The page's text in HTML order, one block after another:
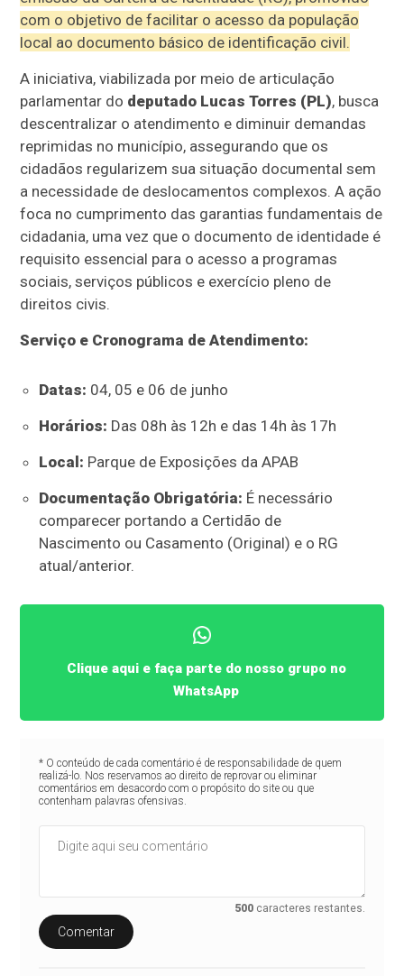
com o objetivo de facilitar o acesso da população
local ao documento básico de identificação civil.
A iniciativa, viabilizada por meio de articulação
parlamentar do deputado Lucas Torres (PL), busca
descentralizar o atendimento e diminuir demandas
reprimidas no município, assegurando que os
cidadãos regularizem sua situação documental sem
a necessidade de deslocamentos complexos. A ação
foca no cumprimento das garantias fundamentais de
cidadania, uma vez que o documento de identidade é
requisito essencial para o acesso a programas
sociais, serviços públicos e exercício pleno de
direitos civis.
Serviço e Cronograma de Atendimento:
Datas: 04, 05 e 06 de junho
Horários: Das 08h às 12h e das 14h às 17h
Local: Parque de Exposições da APAB
Documentação Obrigatória: É necessário
comparecer portando a Certidão de
Nascimento ou Casamento (Original) e o RG
atual/anterior.
Clique aqui e faça parte do nosso grupo no
WhatsApp
* O conteúdo de cada comentário é de responsabilidade de quem
realizá-lo. Nos reservamos ao direito de reprovar ou eliminar
comentários em desacordo com o propósito do site ou que
contenham palavras ofensivas.
500 caracteres restantes.
Comentar